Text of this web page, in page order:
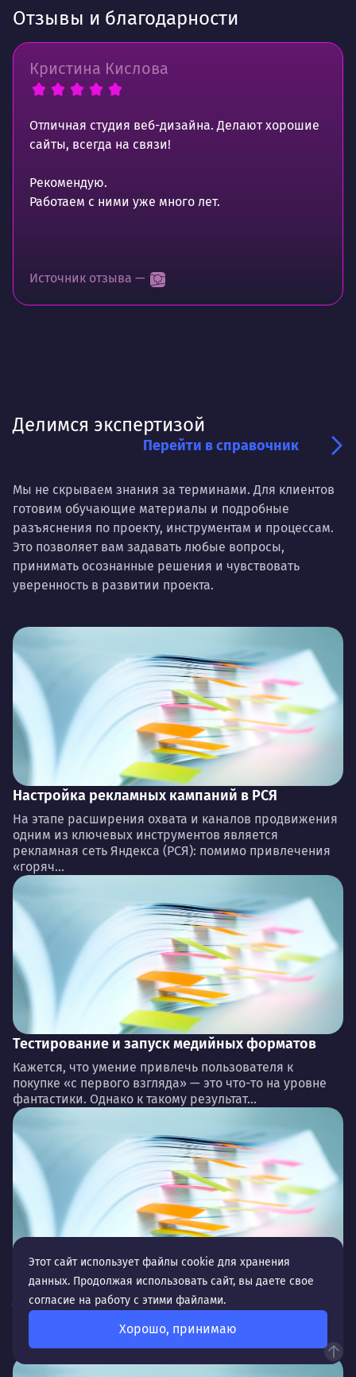
Отзывы и благодарности
Кристина Кислова
Отличная студия веб-дизайна. Делают хорошие
сайты, всегда на связи!
Рекомендую.
Работаем с ними уже много лет.
Источник отзыва —
Делимся экспертизой
Перейти в справочник
Мы не скрываем знания за терминами. Для клиентов
готовим обучающие материалы и подробные
разъяснения по проекту, инструментам и процессам.
Это позволяет вам задавать любые вопросы,
принимать осознанные решения и чувствовать
уверенность в развитии проекта.
Настройка рекламных кампаний в РСЯ
На этапе расширения охвата и каналов продвижения
одним из ключевых инструментов является
рекламная сеть Яндекса (РСЯ): помимо привлечения
«горяч...
Тестирование и запуск медийных форматов
Кажется, что умение привлечь пользователя к
покупке «с первого взгляда» — это что-то на уровне
фантастики. Однако к такому результат...
Ремаркетинг и ретаргетинг
Для еще более точной и эффективной работы с
целевой аудиторией специалисты используют
разные форматы привлечения клиентов,
оптимизируют кампании и воз...
Этот сайт использует файлы cookie для хранения
данных. Продолжая использовать сайт, вы даете свое
согласие на работу с этими файлами.
Хорошо, принимаю